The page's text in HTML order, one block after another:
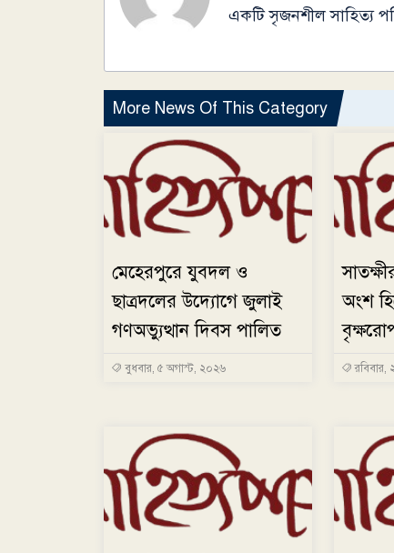
একটি সৃজনশীল সাহিত্য
More News Of This Category
মেহেরপুরে যুবদল ও
ছাত্রদলের উদ্যোগে জুলাই
গণঅভ্যুত্থান দিবস পালিত
বুধবার, ৫ অগাস্ট, ২০২৬
অংশ
রবিবার,